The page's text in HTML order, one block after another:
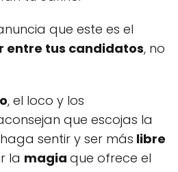
que este es el
entre tus candidatos, no
, el loco y los
que escojas la
sentir y ser más libre
la magia que ofrece el